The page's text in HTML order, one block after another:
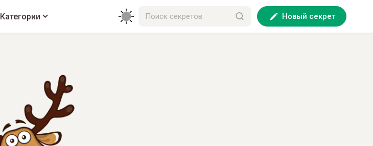
Категории Новый секрет